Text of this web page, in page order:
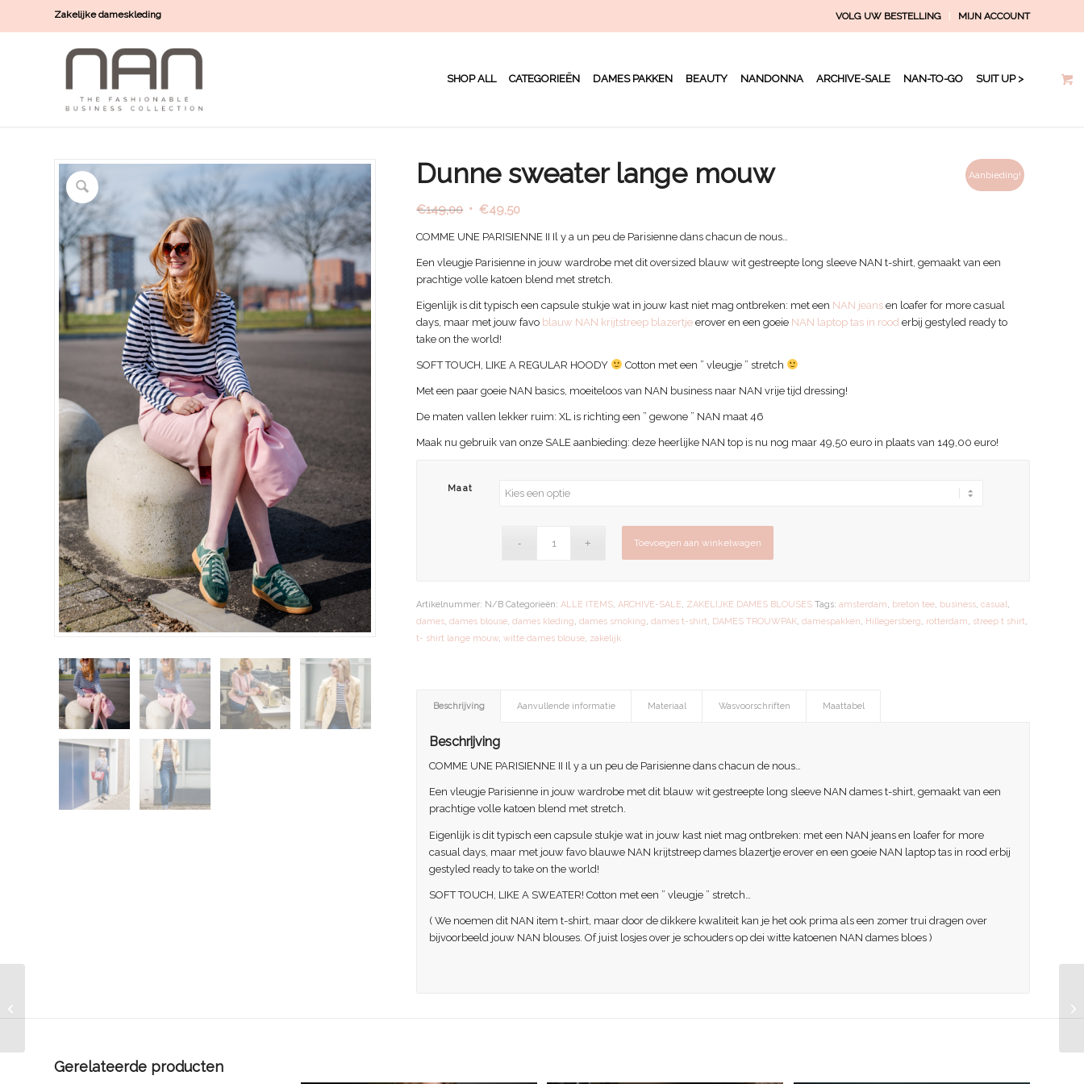
VOLG UW BESTELLING MIJN ACCOUNT
Zakelijke dameskleding
SHOP ALL CATEGORIEËN DAMES PAKKEN BEAUTY NANDONNA ARCHIVE-SALE NAN-TO-GO SUIT UP >
Aanbieding!
Dunne sweater lange mouw
€149,00 Oorspronkelijke
€149,00.
€49,50Huidige
€49,50.
COMME UNE PARISIENNE II Il y a un peu de Parisienne dans chacun de nous…
Een vleugje Parisienne in jouw wardrobe met dit oversized blauw wit gestreepte long sleeve NAN t-shirt, gemaakt van een
prachtige volle katoen blend met stretch.
Eigenlijk is dit typisch een capsule stukje wat in jouw kast niet mag ontbreken: met een NAN jeans en loafer for more casual
days, maar met jouw favo blauw NAN krijtstreep blazertje erover en een goeie NAN laptop tas in rood erbij gestyled ready to
take on the world!
SOFT TOUCH, LIKE A REGULAR HOODY Cotton met een ” vleugje ” stretch
Met een paar goeie NAN basics, moeiteloos van NAN business naar NAN vrije tijd dressing!
De maten vallen lekker ruim: XL is richting een ” gewone ” NAN maat 46
Maak nu gebruik van onze SALE aanbieding: deze heerlijke NAN top is nu nog maar 49,50 euro in plaats van 149,00 euro!
Maat
Toevoegen aan winkelwagen
Artikelnummer: N/B Categorieën:ALLE ITEMS,ARCHIVE-SALE, ZAKELIJKE DAMES BLOUSES Tags:amsterdam, breton tee, business,casual,
dames,dames blouse,dames kleding,dames smoking,dames t-shirt, DAMES TROUWPAK,damespakken, Hillegersberg, rotterdam, streep t shirt,
t- shirt lange mouw,witte dames blouse, zakelijk
Beschrijving Aanvullende informatie Materiaal Wasvoorschriften Maattabel
Beschrijving
COMME UNE PARISIENNE II Il y a un peu de Parisienne dans chacun de nous…
Een vleugje Parisienne in jouw wardrobe met dit blauw wit gestreepte long sleeve NAN dames t-shirt, gemaakt van een
prachtige volle katoen blend met stretch.
Eigenlijk is dit typisch een capsule stukje wat in jouw kast niet mag ontbreken: met een NAN jeans en loafer for more
casual days, maar met jouw favo blauwe NAN krijtstreep dames blazertje erover en een goeie NAN laptop tas in rood erbij
gestyled ready to take on the world!
SOFT TOUCH, LIKE A SWEATER! Cotton met een ” vleugje ” stretch…
( We noemen dit NAN item t-shirt, maar door de dikkere kwaliteit kan je het ook prima als een zomer trui dragen over
bijvoorbeeld jouw NAN blouses. Of juist losjes over je schouders op dei witte katoenen NAN dames bloes )
Gerelateerde producten